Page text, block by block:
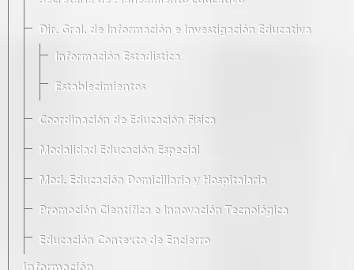
Dir. Gral. de Información e Investigación Educativa
Información Estadística
Establecimientos
Coordinación de Educación Física
Modalidad Educación Especial
Mod. Educación Domiciliaria y Hospitalaria
Promoción Científica e Innovación Tecnológica
Educación Contexto de Encierro